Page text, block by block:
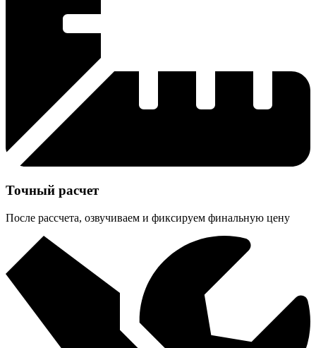
Точный расчет
После рассчета, озвучиваем и фиксируем финальную цену